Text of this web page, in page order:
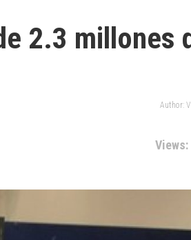
2.3 millones
Author:
Views: